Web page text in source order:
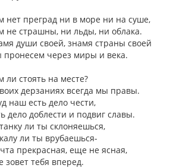
нет преград ни в море ни на суше,
не страшны, ни льды, ни облака.
души своей, знамя страны своей
через миры и века.
ли стоять на месте?
дерзаниях всегда мы правы.
наш есть дело чести,
дело доблести и подвиг славы.
ли ты склоняешься,
ли ты врубаешься-
прекрасная, еще не ясная,
зовет тебя вперед.